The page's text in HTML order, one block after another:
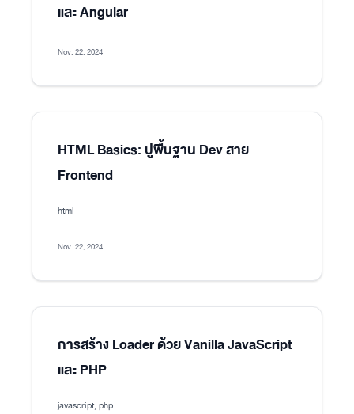
และ Angular
Nov. 22, 2024
HTML Basics: ปูพื้นฐาน Dev สาย
Frontend
html
Nov. 22, 2024
การสร้าง Loader ด้วย Vanilla JavaScript
และ PHP
javascript, php